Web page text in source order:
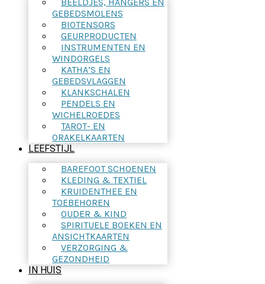
GEBEDSMOLENS
BIOTENSORS
GEURPRODUCTEN
INSTRUMENTEN EN
WINDORGELS
KATHA’S EN
GEBEDSVLAGGEN
KLANKSCHALEN
PENDELS EN
WICHELROEDES
TAROT- EN
ORAKELKAARTEN
LEEFSTIJL
BAREFOOT SCHOENEN
KLEDING & TEXTIEL
KRUIDENTHEE EN
TOEBEHOREN
OUDER & KIND
SPIRITUELE BOEKEN EN
ANSICHTKAARTEN
VERZORGING &
GEZONDHEID
IN HUIS